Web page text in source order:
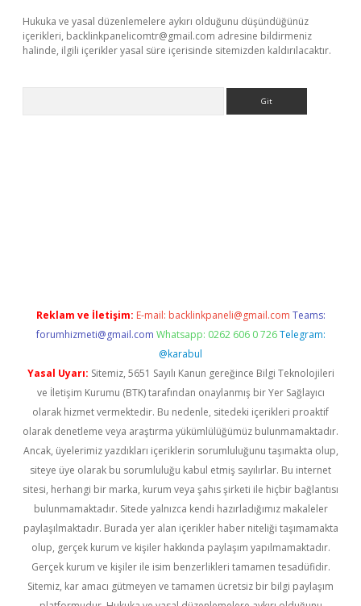
Hukuka ve yasal düzenlemelere aykırı olduğunu düşündüğünüz
içerikleri, backlinkpanelicomtr@gmail.com adresine bildirmeniz
halinde, ilgili içerikler yasal süre içerisinde sitemizden kaldırılacaktır.
Reklam ve İletişim: E-mail: backlinkpaneli@gmail.com Teams:
forumhizmeti@gmail.com Whatsapp: 0262 606 0 726 Telegram:
@karabul
Yasal Uyarı: Sitemiz, 5651 Sayılı Kanun gereğince Bilgi Teknolojileri
ve İletişim Kurumu (BTK) tarafından onaylanmış bir Yer Sağlayıcı
olarak hizmet vermektedir. Bu nedenle, sitedeki içerikleri proaktif
olarak denetleme veya araştırma yükümlülüğümüz bulunmamaktadır.
Ancak, üyelerimiz yazdıkları içeriklerin sorumluluğunu taşımakta olup,
siteye üye olarak bu sorumluluğu kabul etmiş sayılırlar. Bu internet
sitesi, herhangi bir marka, kurum veya şahıs şirketi ile hiçbir bağlantısı
bulunmamaktadır. Sitede yalnızca kendi hazırladığımız makaleler
paylaşılmaktadır. Burada yer alan içerikler haber niteliği taşımamakta
olup, gerçek kurum ve kişiler hakkında paylaşım yapılmamaktadır.
Gerçek kurum ve kişiler ile isim benzerlikleri tamamen tesadüfidir.
Sitemiz, kar amacı gütmeyen ve tamamen ücretsiz bir bilgi paylaşım